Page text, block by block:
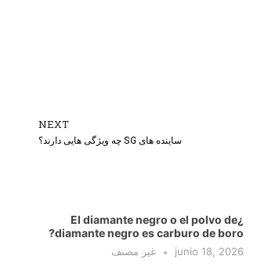
NEXT
ساینده های SG چه ویژگی هایی دارند؟
¿El diamante negro o el polvo de
diamante negro es carburo de boro?
junio 18, 2026 غير مصنف